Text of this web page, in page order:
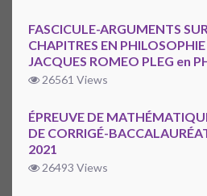
FASCICULE-ARGUMENTS
CHAPITRES EN
JACQUES ROMEO PLEG en
26561 Views
ÉPREUVE DE
DE CORRIGÉ-
2021
26493 Views